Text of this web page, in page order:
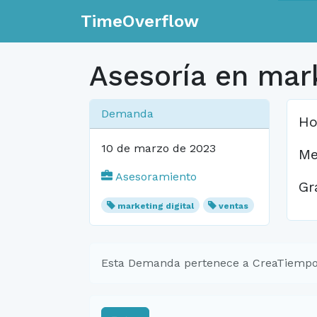
TimeOverflow
Asesoría en
Demanda
10 de marzo de 2023
Asesoramiento
marketing digital ventas
Esta Demanda pertenece a